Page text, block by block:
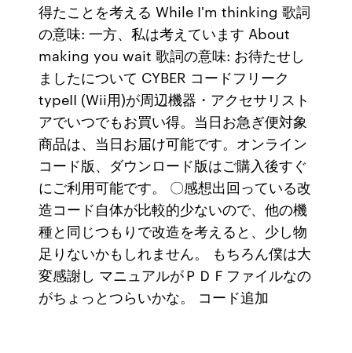
得たことを考える While I'm thinking 歌詞
の意味: 一方、私は考えています About
making you wait 歌詞の意味: お待たせし
ましたについて CYBER コードフリーク
typeII (Wii用)が周辺機器・アクセサリスト
アでいつでもお買い得。当日お急ぎ便対象
商品は、当日お届け可能です。オンライン
コード版、ダウンロード版はご購入後すぐ
にご利用可能です。 〇感想出回っている改
造コード自体が比較的少ないので、他の機
種と同じつもりで改造を考えると、少し物
足りないかもしれません。 もちろん僕は大
変感謝し マニュアルがＰＤＦファイルなの
がちょっとつらいかな。 コード追加